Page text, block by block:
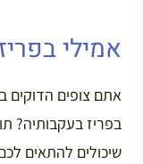
אמילי בפריז
אתם צופים הדוקים
בפריז בעקבותיה?
שיכולים להתאים